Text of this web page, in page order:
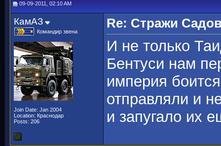
09-09-2011, 02:10 AM
КамАЗ
Командир звена
Join Date: Jan 2004
Location: Краснодар
Posts: 206
Re: Стражи
И не только
Бентуси нам
империя
отправляли и
и запугало их